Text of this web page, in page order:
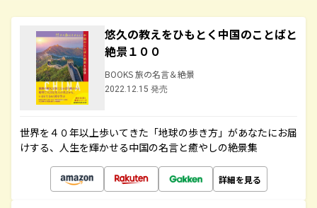
悠久の教えをひもとく中国のことばと
絶景１００
BOOKS 旅の名言＆絶景
2022.12.15 発売
世界を４０年以上歩いてきた「地球の歩き方」があなたにお届
けする、人生を輝かせる中国の名言と癒やしの絶景集
詳細を見る